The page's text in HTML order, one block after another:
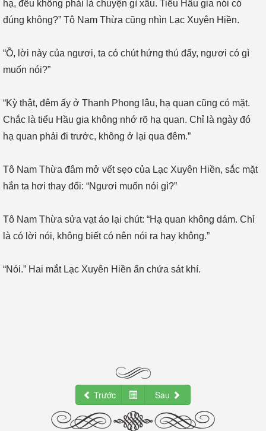
hạ, đều không phải là chuyện gì xấu. Tiểu Hầu gia nói có
đúng không?” Tô Nam Thừa cũng nhìn Lạc Xuyên Hiền.
“Ồ, lời này của ngươi, ta có chút hứng thú đấy, ngươi có gì
muốn nói?”
“Kỳ thật, đêm ấy ở Thanh Phong lâu, hạ quan cũng có mặt.
Chắc là tiểu Hầu gia không nhớ rõ hạ quan. Chỉ là ngày đó
hạ quan phải đi trước, không ở lại qua đêm.”
Tô Nam Thừa đâm mở vết sẹo của Lạc Xuyên Hiền, sắc mặt
hắn ta hơi thay đổi: “Ngươi muốn nói gì?”
Tô Nam Thừa sửa vạt áo lại chút: “Hạ quan không dám. Chỉ
là có lời nói, không biết có nên nói ra hay không.”
“Nói.” Hai mắt Lạc Xuyên Hiền ẩn chứa sát khí.
Trước Sau